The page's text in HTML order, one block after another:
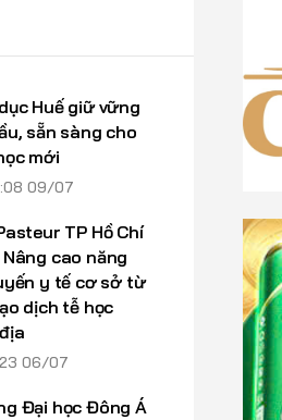
Huế giữ vững
sẵn sàng cho
mới
09/07
TP Hồ Chí
Nâng cao năng
y tế cơ sở từ
dịch tễ học
06/07
Đại học Đông Á